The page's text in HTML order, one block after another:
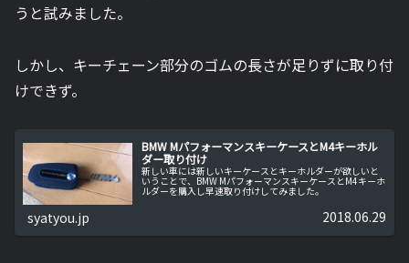
うと試みました。
しかし、キーチェーン部分のゴムの長さが足りずに取り付
けできず。
BMW MパフォーマンスキーケースとM4キーホル
ダー取り付け
新しい車には新しいキーケースとキーホルダーが欲しいと
いうことで、BMW MパフォーマンスキーケースとM4キーホ
ルダーを購入し早速取り付けしてみました。
syatyou.jp 2018.06.29